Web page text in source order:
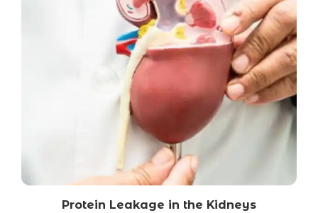
Protein Leakage in the Kidneys